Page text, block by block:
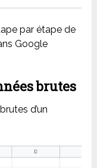
par étape de
Google
brutes
d’un